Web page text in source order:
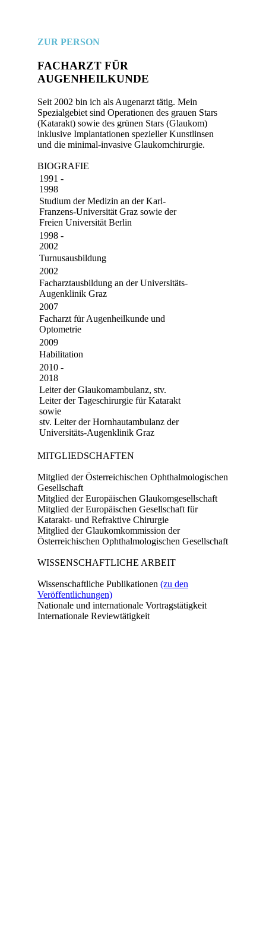
ZUR PERSON
FACHARZT FÜR
AUGENHEILKUNDE
Seit 2002 bin ich als Augenarzt tätig. Mein
Spezialgebiet sind Operationen des grauen Stars
(Katarakt) sowie des grünen Stars (Glaukom)
inklusive Implantationen spezieller Kunstlinsen
und die minimal-invasive Glaukomchirurgie.
BIOGRAFIE
1991 -
1998
Studium der Medizin an der Karl-
Franzens-Universität Graz sowie der
Freien Universität Berlin
1998 -
2002
Turnusausbildung
2002
Facharztausbildung an der Universitäts-
Augenklinik Graz
2007
Facharzt für Augenheilkunde und
Optometrie
2009
Habilitation
2010 -
2018
Leiter der Glaukomambulanz, stv.
Leiter der Tageschirurgie für Katarakt
sowie
stv. Leiter der Hornhautambulanz der
Universitäts-Augenklinik Graz
MITGLIEDSCHAFTEN
Mitglied der Österreichischen Ophthalmologischen
Gesellschaft
Mitglied der Europäischen Glaukomgesellschaft
Mitglied der Europäischen Gesellschaft für
Katarakt- und Refraktive Chirurgie
Mitglied der Glaukomkommission der
Österreichischen Ophthalmologischen Gesellschaft
WISSENSCHAFTLICHE ARBEIT
Wissenschaftliche Publikationen (zu den
Veröffentlichungen)
Nationale und internationale Vortragstätigkeit
Internationale Reviewtätigkeit